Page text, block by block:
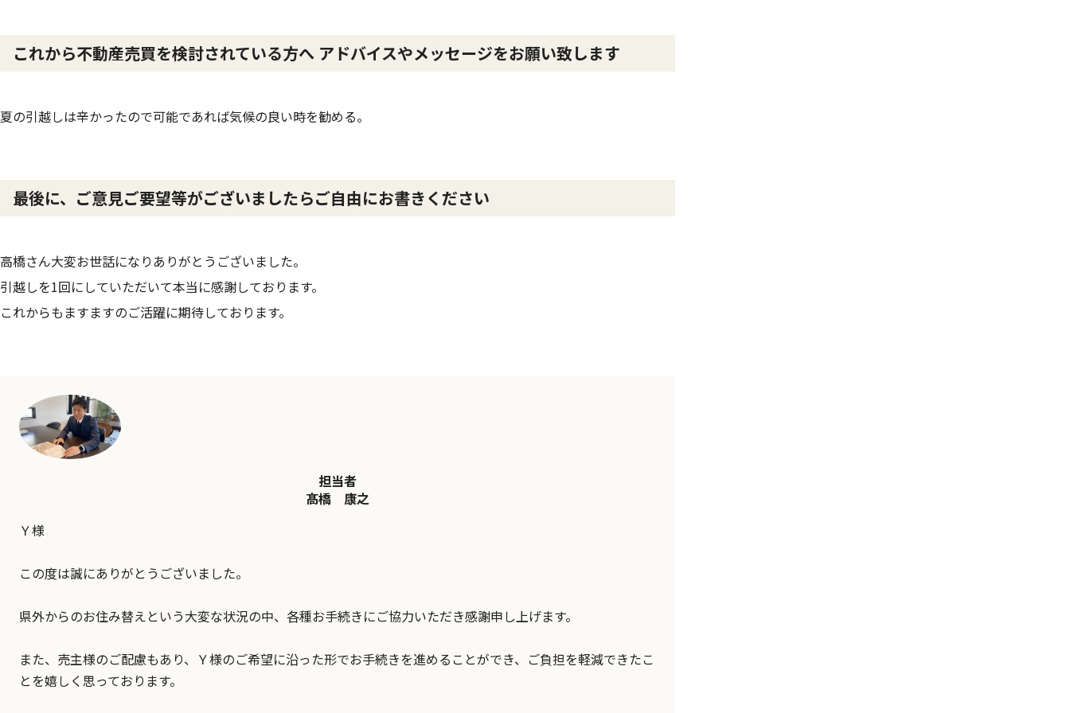
これから不動産売買を検討されている方へ アドバイスやメッセージをお願い致します
夏の引越しは辛かったので可能であれば気候の良い時を勧める。
最後に、ご意見ご要望等がございましたらご自由にお書きください
高橋さん大変お世話になりありがとうございました。
引越しを1回にしていただいて本当に感謝しております。
これからもますますのご活躍に期待しております。
担当者
髙橋 康之
Ｙ様
この度は誠にありがとうございました。
県外からのお住み替えという大変な状況の中、各種お手続きにご協力いただき感謝申し上げます。
また、売主様のご配慮もあり、Ｙ様のご希望に沿った形でお手続きを進めることができ、ご負担を軽減できたこ
とを嬉しく思っております。